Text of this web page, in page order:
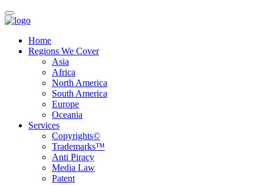
Home
Regions We Cover
Asia
Africa
North America
South America
Europe
Oceania
Services
Copyrights©
Trademarks™
Anti Piracy
Media Law
Patent